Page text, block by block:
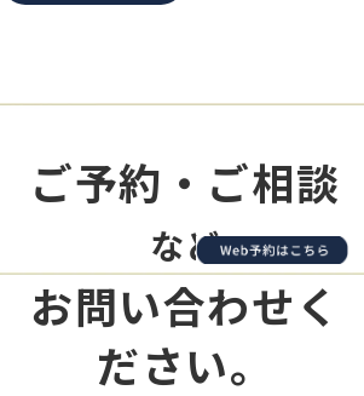
ご予約・ご相談
など
お問い合わせく
ださい。